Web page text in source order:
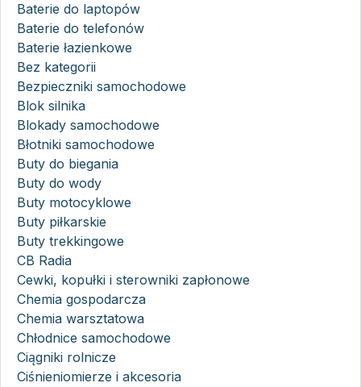
Baterie do laptopów
Baterie do telefonów
Baterie łazienkowe
Bez kategorii
Bezpieczniki samochodowe
Blok silnika
Blokady samochodowe
Błotniki samochodowe
Buty do biegania
Buty do wody
Buty motocyklowe
Buty piłkarskie
Buty trekkingowe
CB Radia
Cewki, kopułki i sterowniki zapłonowe
Chemia gospodarcza
Chemia warsztatowa
Chłodnice samochodowe
Ciągniki rolnicze
Ciśnieniomierze i akcesoria